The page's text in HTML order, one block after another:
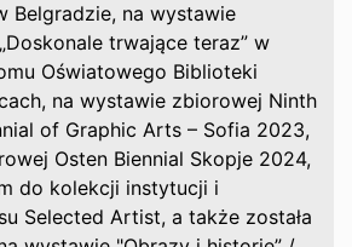
Belgradzie, na wystawie
trwające teraz” w
Oświatowego Biblioteki
na wystawie zbiorowej Ninth
of Graphic Arts – Sofia 2023,
Osten Biennial Skopje 2024,
do kolekcji instytucji i
Selected Artist, a także została